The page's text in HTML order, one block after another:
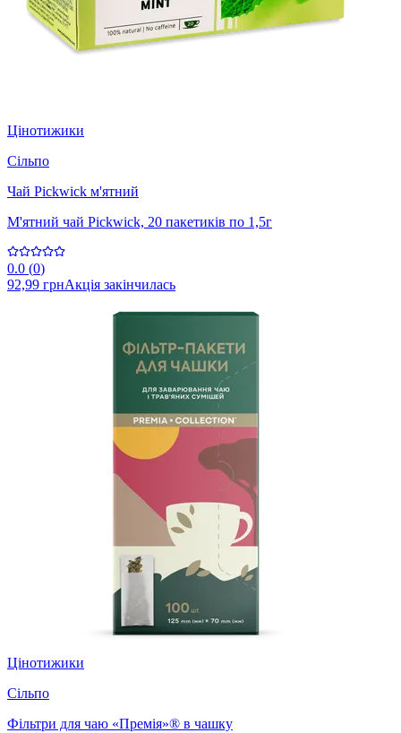
Цінотижики
Сільпо
Чай Pickwick м'ятний
М'ятний чай Pickwick, 20 пакетиків по 1,5г
0.0 (0)
92,99 грнАкція закінчилась
Цінотижики
Сільпо
Фільтри для чаю «Премія»® в чашку